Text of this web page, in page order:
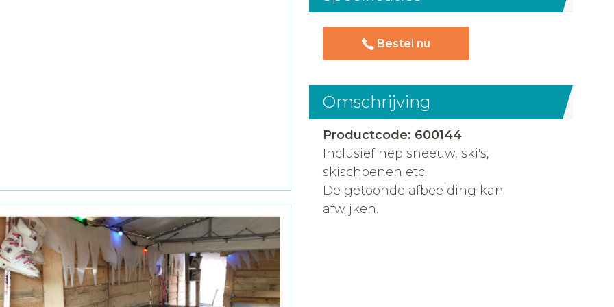
Bestel nu
Omschrijving
Productcode: 600144
Inclusief nep sneeuw, ski's,
skischoenen etc.
De getoonde afbeelding kan
afwijken.